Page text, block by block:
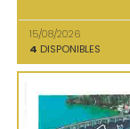
15/08/2026
4 DISPONIBLES